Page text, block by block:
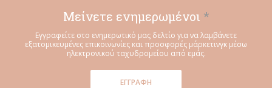
Μείνετε ενημερωμένοι *
Εγγραφείτε στο ενημερωτικό μας δελτίο για να λαμβάνετε
εξατομικευμένες επικοινωνίες και προσφορές μάρκετινγκ μέσω
ηλεκτρονικού ταχυδρομείου από εμάς.
ΕΓΓΡΑΦΉ